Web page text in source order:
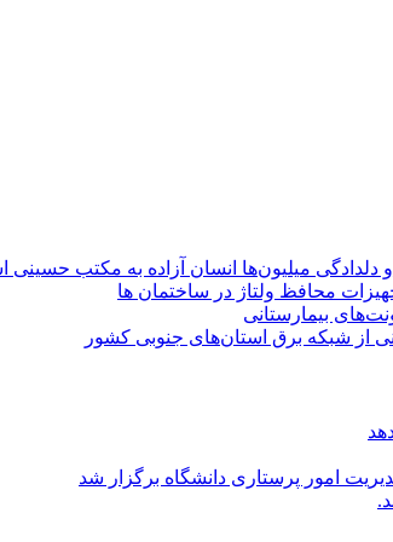
و دلدادگی میلیون‌ها انسان آزاده به مکتب
محافظ ولتاژ در ساختمان ها
بیمارستانی
از شبكه برق استان‌های جنوبی كشور
امور پرستاری دانشگاه برگزار شد